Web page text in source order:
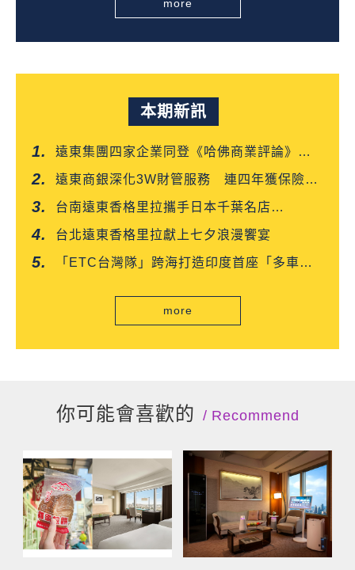
more
本期新訊
遠東集團四家企業同登《哈佛商業評論》
「台灣企業領袖100強」
遠東商銀深化3W財管服務 連四年獲保險信
望愛雙獎肯定
台南遠東香格里拉攜手日本千葉名店
「CROISSANT」 得獎可頌搶先上市
台北遠東香格里拉獻上七夕浪漫饗宴
「ETC台灣隊」跨海打造印度首座「多車道
more
你可能會喜歡的 Recommend